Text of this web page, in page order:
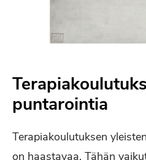
puntarointia
Terapiakoulutuksen
on haastavaa. Tähän